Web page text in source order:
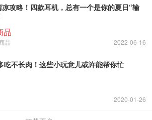
攻略！四款耳机，总有一个是你的夏日“输
品
品 2022-06-16
吃不长肉！这些小玩意儿或许能帮你忙
2020-01-26